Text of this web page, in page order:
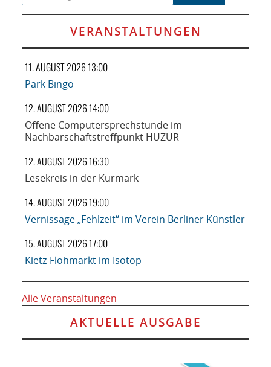
VERANSTALTUNGEN
11. AUGUST 2026 13:00
Park Bingo
12. AUGUST 2026 14:00
Offene Computersprechstunde im
Nachbarschaftstreffpunkt HUZUR
12. AUGUST 2026 16:30
Lesekreis in der Kurmark
14. AUGUST 2026 19:00
Vernissage „Fehlzeit“ im Verein Berliner Künstler
15. AUGUST 2026 17:00
Kietz-Flohmarkt im Isotop
Alle Veranstaltungen
AKTUELLE AUSGABE